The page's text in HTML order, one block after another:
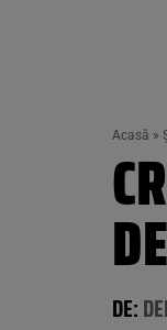
Acasă »
DE: